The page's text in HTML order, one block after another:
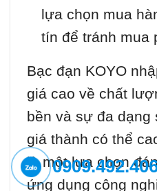
lựa chọn mua
tín để tránh mua
Bạc đạn KOYO
giá cao về chất
bền và sự đa dạng
giá thành có thể
là một lựa chọn
ứng dụng công